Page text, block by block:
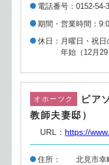
電話番号
0152-54-
期間・営業時間
休日
月曜日・祝
年始（12月29
オホーツク
ピア
教師夫妻邸）
URL： https://
住所
北見市幸